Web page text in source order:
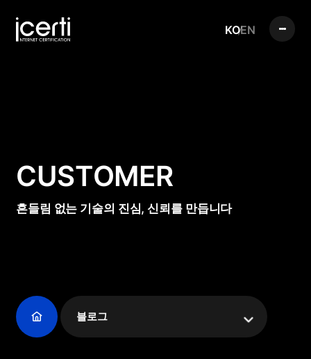
KOEN
CUSTOMER
흔들림 없는 기술의 진심, 신뢰를 만듭니다
블로그